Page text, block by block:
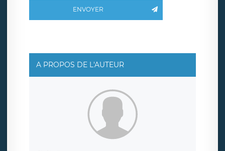
basé en France et offrant des
clauses de protection
limitation du traitement relatif à vos données à caractère
données. Vous pouvez exercer ces droits auprès du délégué
de traitement est la société LÉGAVOX, sis 9 rue Léopold
Sédar Senghor, joignable à l’adresse mail :
responsabledetraitement@legavox.fr. Vous avez également
le droit d’introduire une réclamation auprès d’une autorité
ENVOYER
A PROPOS DE L'AUTEUR